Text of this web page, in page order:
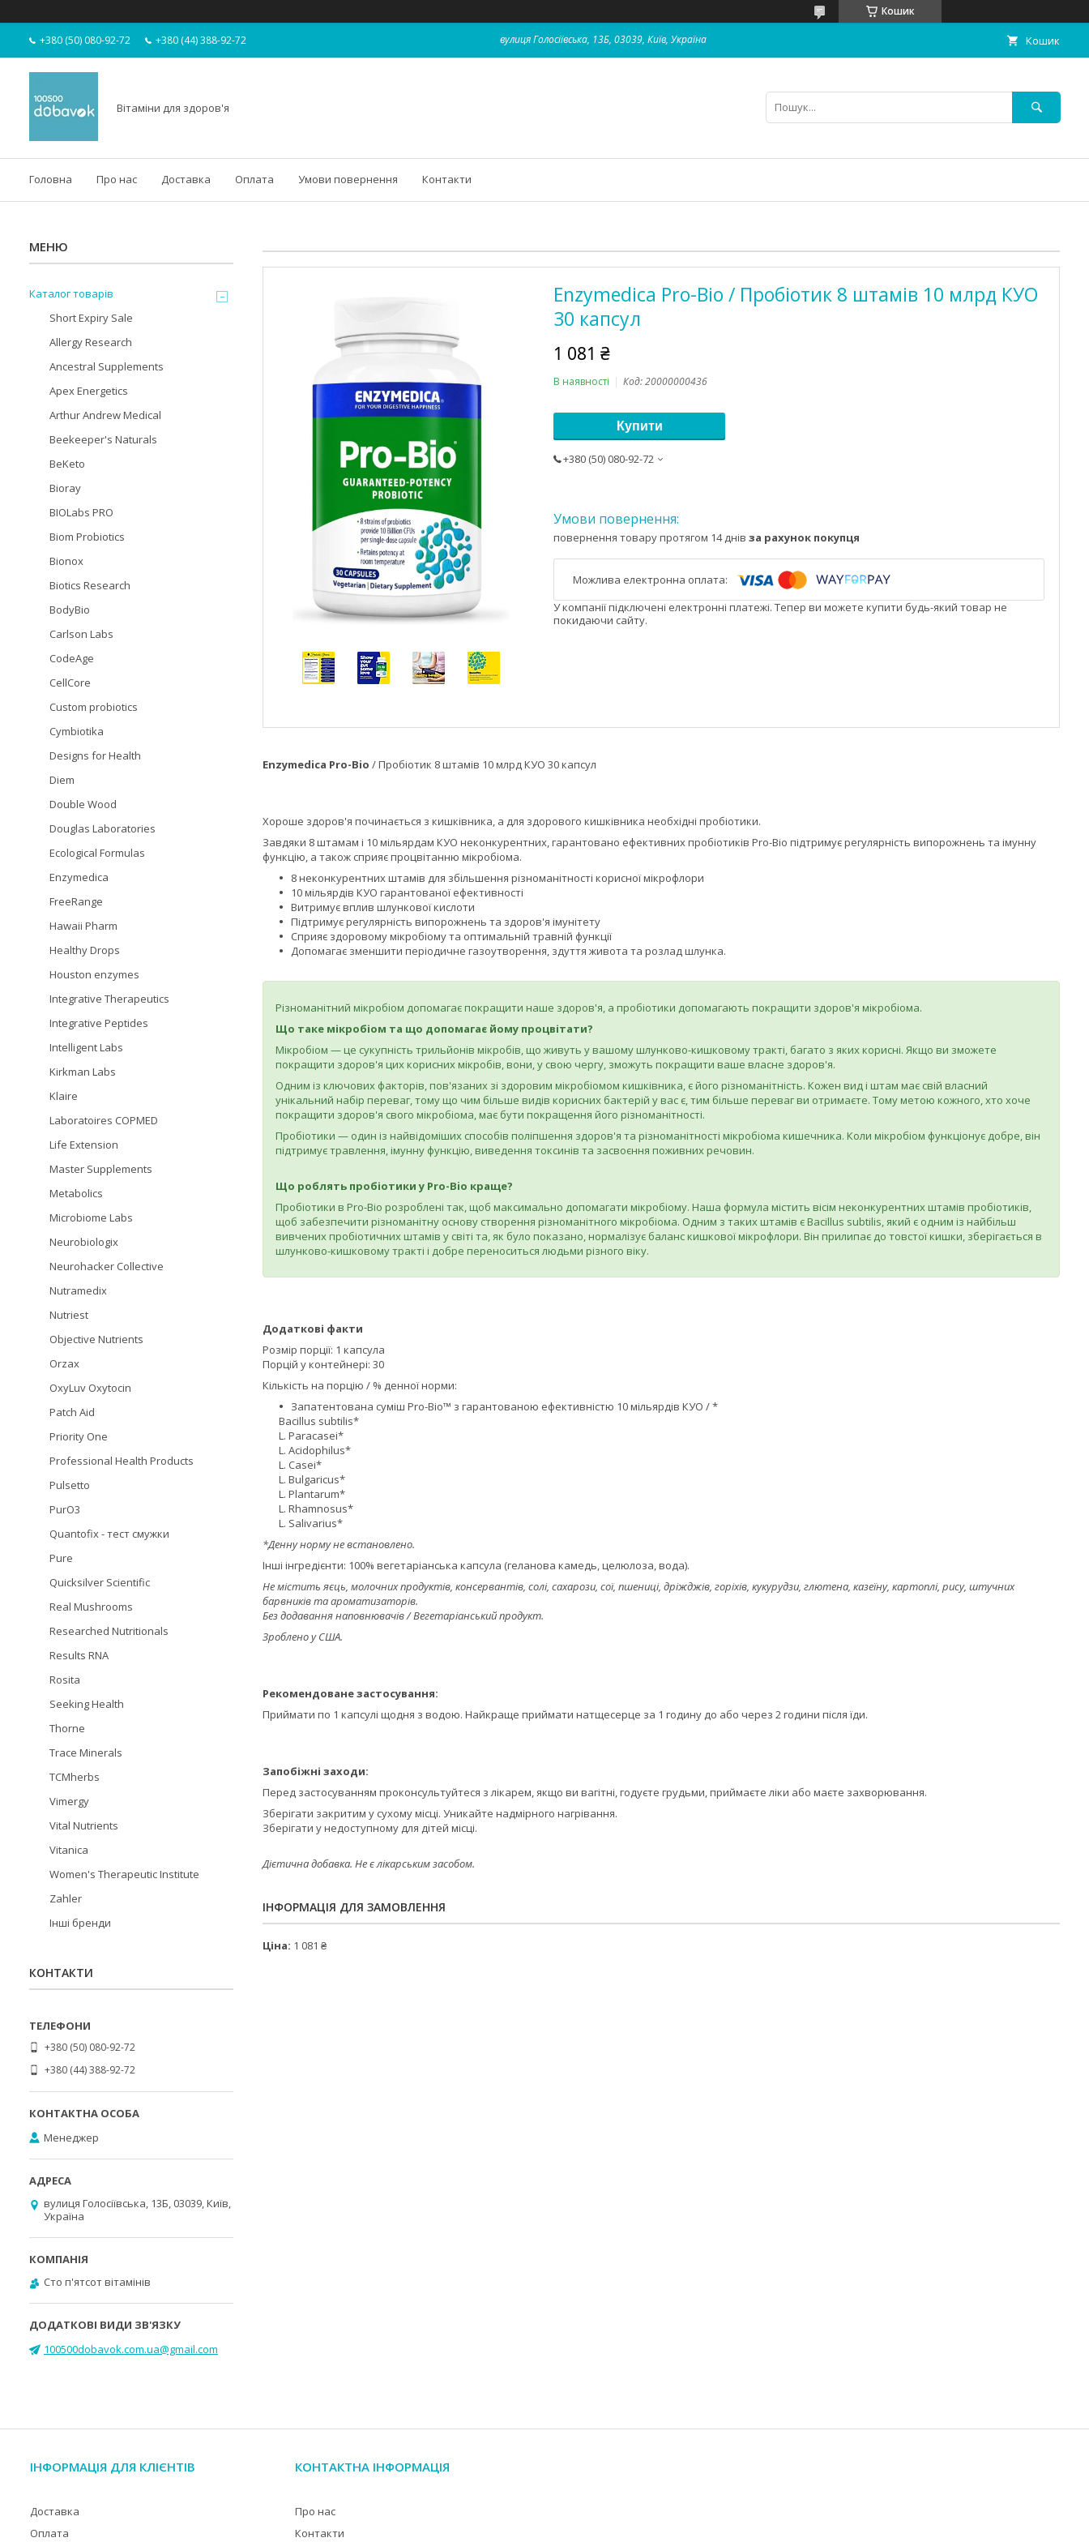
Кошик
+380 (50) 080-92-72 +380 (44) 388-92-72 вулиця Голосіївська, 13Б, 03039, Київ, Україна Кошик
Вітаміни для здоров'я
Головна Про нас Доставка Оплата Умови повернення Контакти
Enzymedica Pro-Bio / Пробіотик 8 штамів 10 млрд КУО
30 капсул
1 081 ₴
В наявності Код:20000000436
Купити
+380 (50) 080-92-72
повернення товару протягом 14 днів за рахунок покупця
У компанії підключені електронні платежі. Тепер ви можете купити будь-який товар не
покидаючи сайту.
Enzymedica Pro-Bio / Пробіотик 8 штамів 10 млрд КУО 30 капсул
Хороше здоров'я починається з кишківника, а для здорового кишківника необхідні пробіотики.
Завдяки 8 штамам і 10 мільярдам КУО неконкурентних, гарантовано ефективних пробіотиків Pro-Bio підтримує регулярність випорожнень та імунну
функцію, а також сприяє процвітанню мікробіома.
8 неконкурентних штамів для збільшення різноманітності корисної мікрофлори
10 мільярдів КУО гарантованої ефективності
Витримує вплив шлункової кислоти
Підтримує регулярність випорожнень та здоров'я імунітету
Сприяє здоровому мікробіому та оптимальній травній функції
Допомагає зменшити періодичне газоутворення, здуття живота та розлад шлунка.
Різноманітний мікробіом допомагає покращити наше здоров'я, а пробіотики допомагають покращити здоров'я мікробіома.
Що таке мікробіом та що допомагає йому процвітати?
Мікробіом — це сукупність трильйонів мікробів, що живуть у вашому шлунково-кишковому тракті, багато з яких корисні. Якщо ви зможете
покращити здоров'я цих корисних мікробів, вони, у свою чергу, зможуть покращити ваше власне здоров'я.
Одним із ключових факторів, пов'язаних зі здоровим мікробіомом кишківника, є його різноманітність. Кожен вид і штам має свій власний
унікальний набір переваг, тому що чим більше видів корисних бактерій у вас є, тим більше переваг ви отримаєте. Тому метою кожного, хто хоче
покращити здоров'я свого мікробіома, має бути покращення його різноманітності.
Пробіотики — один із найвідоміших способів поліпшення здоров'я та різноманітності мікробіома кишечника. Коли мікробіом функціонує добре, він
підтримує травлення, імунну функцію, виведення токсинів та засвоєння поживних речовин.
Що роблять пробіотики у Pro-Bio краще?
Пробіотики в Pro-Bio розроблені так, щоб максимально допомагати мікробіому. Наша формула містить вісім неконкурентних штамів пробіотиків,
щоб забезпечити різноманітну основу створення різноманітного мікробіома. Одним з таких штамів є Bacillus subtilis, який є одним із найбільш
вивчених пробіотичних штамів у світі та, як було показано, нормалізує баланс кишкової мікрофлори. Він прилипає до товстої кишки, зберігається в
шлунково-кишковому тракті і добре переноситься людьми різного віку.
Додаткові факти
Розмір порції: 1 капсула
Порцій у контейнері: 30
Кількість на порцію / % денної норми:
Запатентована суміш Pro-Bio™ з гарантованою ефективністю 10 мільярдів КУО / *
Bacillus subtilis*
L. Paracasei*
L. Acidophilus*
L. Casei*
L. Bulgaricus*
L. Plantarum*
L. Rhamnosus*
L. Salivarius*
*Денну норму не встановлено.
Інші інгредієнти: 100% вегетаріанська капсула (геланова камедь, целюлоза, вода).
Не містить яєць, молочних продуктів, консервантів, солі, сахарози, сої, пшениці, дріжджів, горіхів, кукурудзи, глютена, казеїну, картоплі, рису, штучних
барвників та ароматизаторів.
Без додавання наповнювачів / Вегетаріанський продукт.
Зроблено у США.
Рекомендоване застосування:
Приймати по 1 капсулі щодня з водою. Найкраще приймати натщесерце за 1 годину до або через 2 години після їди.
Запобіжні заходи:
Перед застосуванням проконсультуйтеся з лікарем, якщо ви вагітні, годуєте грудьми, приймаєте ліки або маєте захворювання.
Зберігати закритим у сухому місці. Уникайте надмірного нагрівання.
Зберігати у недоступному для дітей місці.
Дієтична добавка. Не є лікарським засобом.
ІНФОРМАЦІЯ ДЛЯ ЗАМОВЛЕННЯ
Ціна: 1 081 ₴
Каталог товарів
Short Expiry Sale
Allergy Research
Ancestral Supplements
Apex Energetics
Arthur Andrew Medical
Beekeeper's Naturals
BeKeto
Bioray
BIOLabs PRO
Biom Probiotics
Bionox
Biotics Research
BodyBio
Carlson Labs
CodeAge
CellCore
Custom probiotics
Cymbiotika
Designs for Health
Diem
Double Wood
Douglas Laboratories
Ecological Formulas
Enzymedica
FreeRange
Hawaii Pharm
Healthy Drops
Houston enzymes
Integrative Therapeutics
Integrative Peptides
Intelligent Labs
Kirkman Labs
Klaire
Laboratoires COPMED
Life Extension
Master Supplements
Metabolics
Microbiome Labs
Neurobiologix
Neurohacker Collective
Nutramedix
Nutriest
Objective Nutrients
Orzax
OxyLuv Oxytocin
Patch Aid
Priority One
Professional Health Products
Pulsetto
PurO3
Quantofix - тест смужки
Pure
Quicksilver Scientific
Real Mushrooms
Researched Nutritionals
Results RNA
Rosita
Seeking Health
Thorne
Trace Minerals
TCMherbs
Vimergy
Vital Nutrients
Vitanica
Women's Therapeutic Institute
Zahler
Інші бренди
КОНТАКТИ
+380 (50) 080-92-72
+380 (44) 388-92-72
Менеджер
вулиця Голосіївська, 13Б, 03039, Київ,
Україна
Cто п'ятсот вітамінів
100500dobavok.com.ua@gmail.com
ІНФОРМАЦІЯ ДЛЯ КЛІЄНТІВ
Доставка
Оплата
КОНТАКТНА ІНФОРМАЦІЯ
Про нас
Контакти